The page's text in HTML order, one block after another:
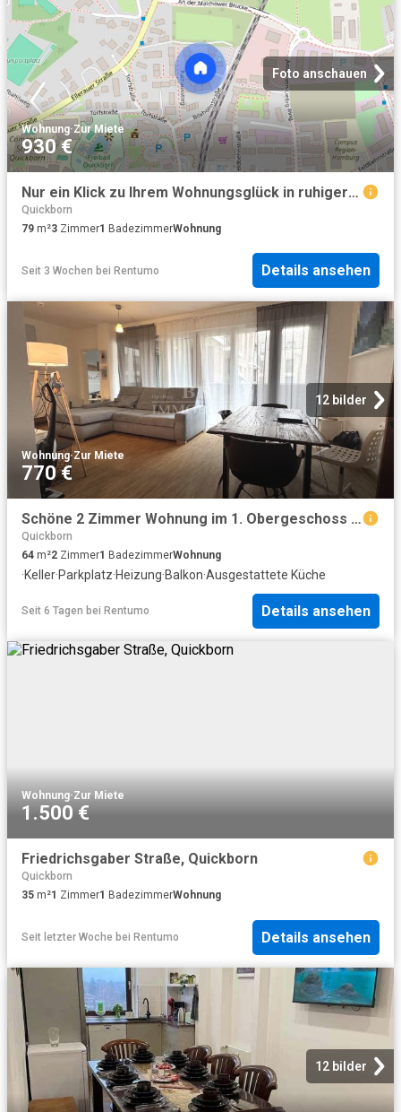
Foto anschauen
Wohnung·Zur Miete
930 €
Nur ein Klick zu Ihrem Wohnungsglück in ruhiger Sackgassenlage in Quickborn
Quickborn
79 m²3 Zimmer1 BadezimmerWohnung
Seit 3 Wochen bei Rentumo Details ansehen
12 bilder
Wohnung·Zur Miete
770 €
Schöne 2 Zimmer Wohnung im 1. Obergeschoss mit PKW Stellplatz
Quickborn
64 m²2 Zimmer1 BadezimmerWohnung
·Keller·Parkplatz·Heizung·Balkon·Ausgestattete Küche
Seit 6 Tagen bei Rentumo Details ansehen
Wohnung·Zur Miete
1.500 €
Friedrichsgaber Straße, Quickborn
Quickborn
35 m²1 Zimmer1 BadezimmerWohnung
Seit letzter Woche bei Rentumo Details ansehen
12 bilder